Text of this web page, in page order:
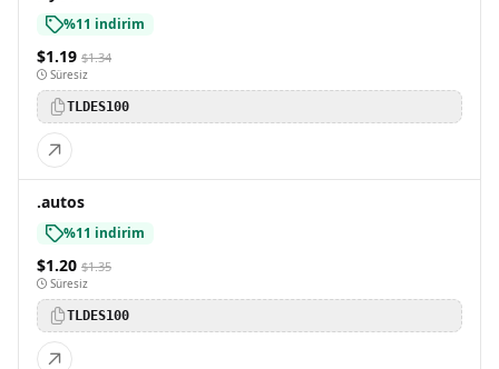
%11 indirim
$1.19 $1.34
Süresiz
TLDES100
.autos
%11 indirim
$1.20 $1.35
Süresiz
TLDES100